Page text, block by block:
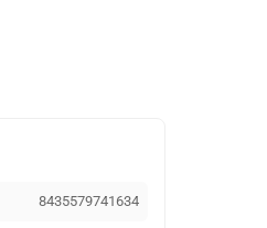
8435579741634